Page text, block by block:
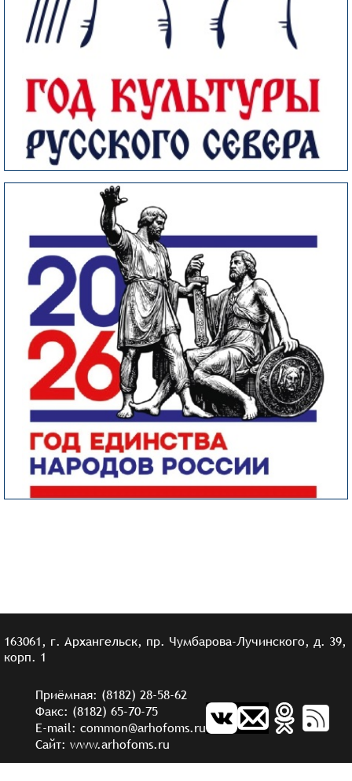
163061, г. Архангельск, пр. Чумбарова-Лучинского, д. 39,
корп. 1
Приёмная: (8182) 28-58-62
Факс: (8182) 65-70-75
E-mail: common@arhofoms.ru
Сайт: www.arhofoms.ru